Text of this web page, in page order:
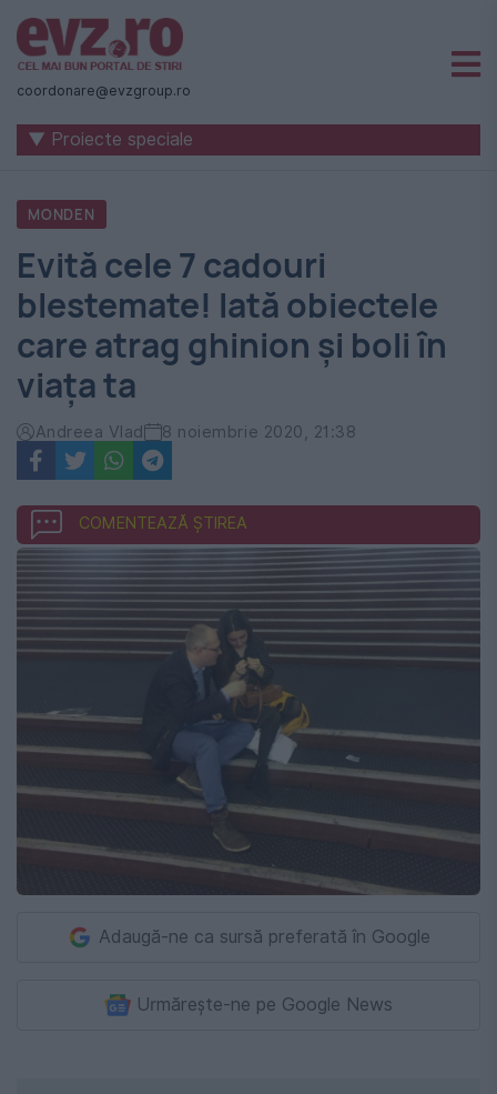
Știri
naționale
internaționale
România
-
Evenimentul
Zilei
coordonare@evzgroup.ro
▼ Proiecte speciale
MONDEN
Evită cele 7 cadouri
blestemate! Iată obiectele
care atrag ghinion şi boli în
viața ta
Andreea Vlad 8 noiembrie 2020, 21:38
COMENTEAZĂ ȘTIREA
Adaugă-ne ca sursă preferată în Google
Urmărește-ne pe Google News